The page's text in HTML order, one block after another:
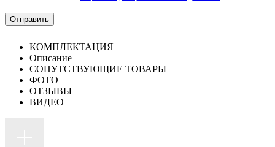
КОМПЛЕКТАЦИЯ
Описание
СОПУТСТВУЮЩИЕ ТОВАРЫ
ФОТО
ОТЗЫВЫ
ВИДЕО